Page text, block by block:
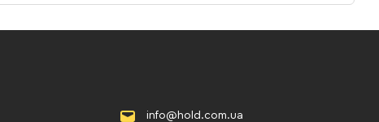
info@hold.com.ua